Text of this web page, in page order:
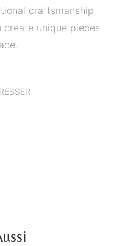
craftsmanship
unique pieces